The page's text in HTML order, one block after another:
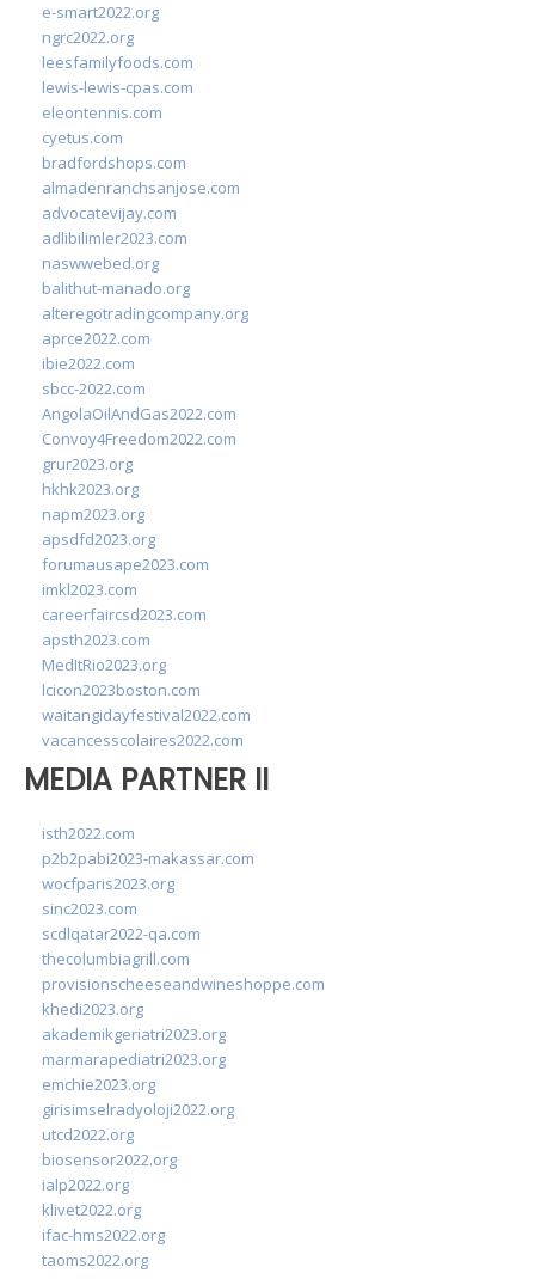
e-smart2022.org
ngrc2022.org
leesfamilyfoods.com
lewis-lewis-cpas.com
eleontennis.com
cyetus.com
bradfordshops.com
almadenranchsanjose.com
advocatevijay.com
adlibilimler2023.com
naswwebed.org
balithut-manado.org
alteregotradingcompany.org
aprce2022.com
ibie2022.com
sbcc-2022.com
AngolaOilAndGas2022.com
Convoy4Freedom2022.com
grur2023.org
hkhk2023.org
napm2023.org
apsdfd2023.org
forumausape2023.com
imkl2023.com
careerfaircsd2023.com
apsth2023.com
MedItRio2023.org
lcicon2023boston.com
waitangidayfestival2022.com
vacancesscolaires2022.com
MEDIA PARTNER II
isth2022.com
p2b2pabi2023-makassar.com
wocfparis2023.org
sinc2023.com
scdlqatar2022-qa.com
thecolumbiagrill.com
provisionscheeseandwineshoppe.com
khedi2023.org
akademikgeriatri2023.org
marmarapediatri2023.org
emchie2023.org
girisimselradyoloji2022.org
utcd2022.org
biosensor2022.org
ialp2022.org
klivet2022.org
ifac-hms2022.org
taoms2022.org